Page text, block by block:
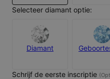
Selecteer diamant optie:
Diamant
Schrijf de eerste inscriptie